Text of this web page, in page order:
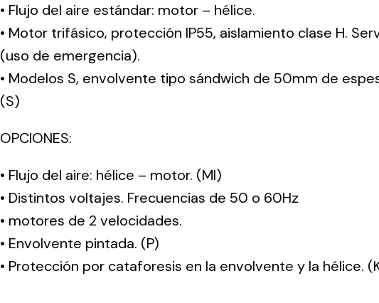
• Flujo del aire estándar: motor – hélice.
• Motor trifásico, protección IP55, aislamiento clase H.
(uso de emergencia).
• Modelos S, envolvente tipo sándwich de 50mm de
(S)
OPCIONES:
• Flujo del aire: hélice – motor. (MI)
• Distintos voltajes. Frecuencias de 50 o 60Hz
• motores de 2 velocidades.
• Envolvente pintada. (P)
• Protección por cataforesis en la envolvente y la hélice.